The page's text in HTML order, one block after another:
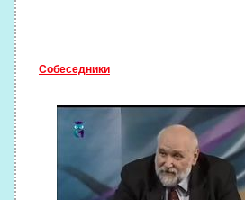
Собеседники